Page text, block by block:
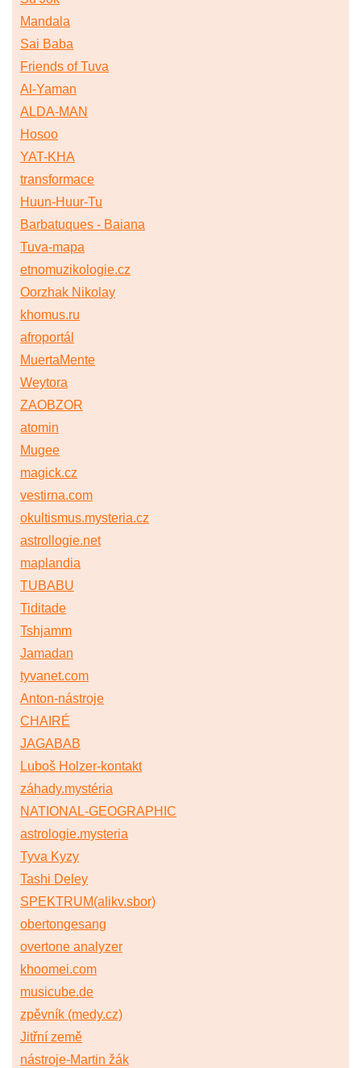
Mandala
Sai Baba
Friends of Tuva
Al-Yaman
ALDA-MAN
Hosoo
YAT-KHA
transformace
Huun-Huur-Tu
Barbatuques - Baiana
Tuva-mapa
etnomuzikologie.cz
Oorzhak Nikolay
khomus.ru
afroportál
MuertaMente
Weytora
ZAOBZOR
atomin
Mugee
magick.cz
vestirna.com
okultismus.mysteria.cz
astrollogie.net
maplandia
TUBABU
Tiditade
Tshjamm
Jamadan
tyvanet.com
Anton-nástroje
CHAIRÉ
JAGABAB
Luboš Holzer-kontakt
záhady.mystéria
NATIONAL-GEOGRAPHIC
astrologie.mysteria
Tyva Kyzy
Tashi Deley
SPEKTRUM(alikv.sbor)
obertongesang
overtone analyzer
khoomei.com
musicube.de
zpěvník (medy.cz)
Jitřní země
nástroje-Martin žák